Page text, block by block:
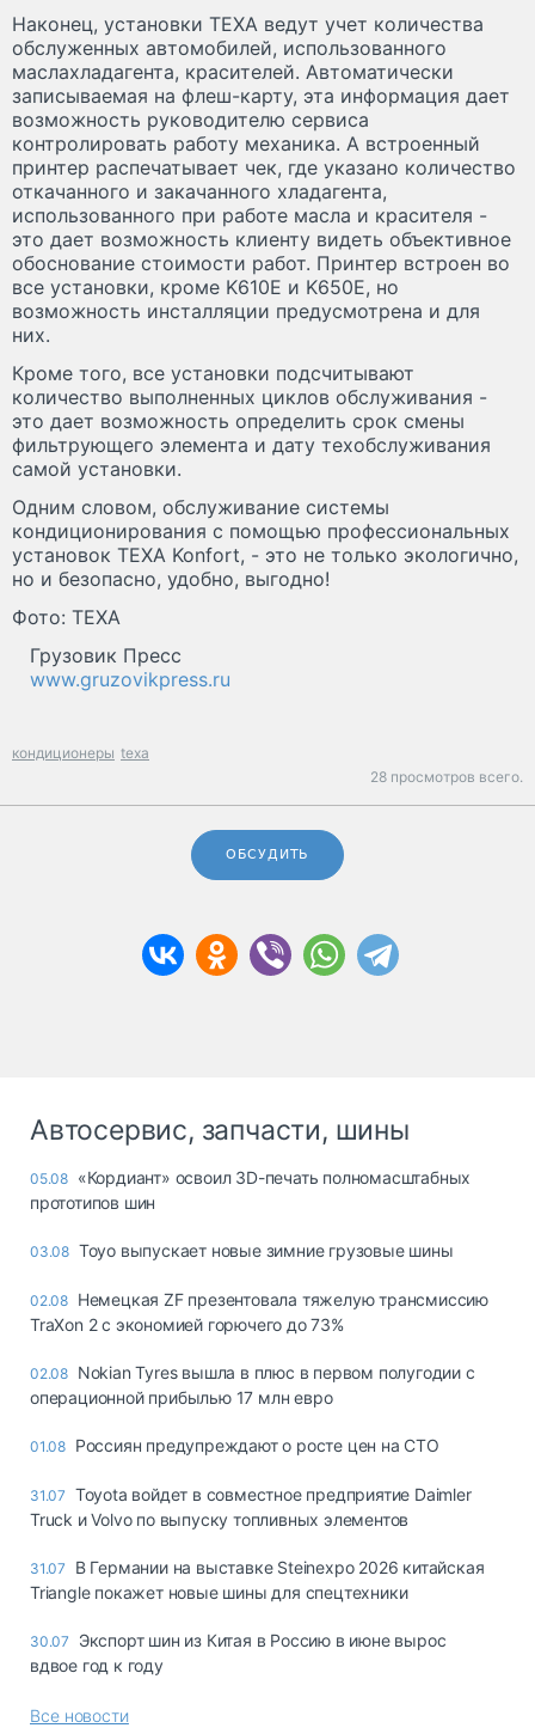
Наконец, установки TEXA ведут учет количества
обслуженных автомобилей, использованного
маслахладагента, красителей. Автоматически
записываемая на флеш-карту, эта информация дает
возможность руководителю сервиса
контролировать работу механика. А встроенный
принтер распечатывает чек, где указано количество
откачанного и закачанного хладагента,
использованного при работе масла и красителя -
это дает возможность клиенту видеть объективное
обоснование стоимости работ. Принтер встроен во
все установки, кроме K610E и K650E, но
возможность инсталляции предусмотрена и для
них.
Кроме того, все установки подсчитывают
количество выполненных циклов обслуживания -
это дает возможность определить срок смены
фильтрующего элемента и дату техобслуживания
самой установки.
Одним словом, обслуживание системы
кондиционирования с помощью профессиональных
установок TEXA Konfort, - это не только экологично,
но и безопасно, удобно, выгодно!
Фото: TEXA
Грузовик Пресс
www.gruzovikpress.ru
кондиционеры texa
28 просмотров всего.
ОБСУДИТЬ
Автосервис, запчасти, шины
05.08 «Кордиант» освоил 3D-печать полномасштабных
прототипов шин
03.08 Toyo выпускает новые зимние грузовые шины
02.08 Немецкая ZF презентовала тяжелую трансмиссию
TraXon 2 с экономией горючего до 73%
02.08 Nokian Tyres вышла в плюс в первом полугодии с
операционной прибылью 17 млн евро
01.08 Россиян предупреждают о росте цен на СТО
31.07 Toyota войдет в совместное предприятие Daimler
Truck и Volvo по выпуску топливных элементов
31.07
В Германии на выставке Steinexpo 2026 китайская
Triangle покажет новые шины для спецтехники
30.07
Экспорт шин из Китая в Россию в июне вырос
вдвое год к году
Все новости